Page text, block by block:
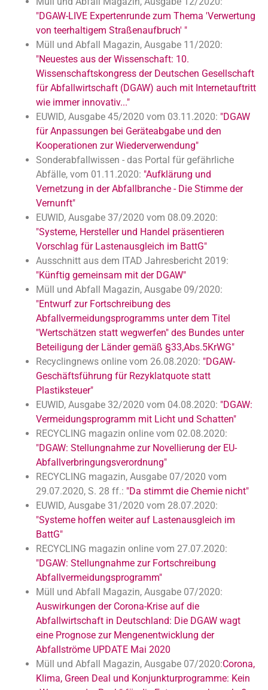
"DGAW-LIVE Expertenrunde zum Thema 'Verwertung
von teerhaltigem Straßenaufbruch' "
Müll und Abfall Magazin, Ausgabe 11/2020:
"Neuestes aus der Wissenschaft: 10.
Wissenschaftskongress der Deutschen Gesellschaft
für Abfallwirtschaft (DGAW) auch mit Internetauftritt
wie immer innovativ..."
EUWID, Ausgabe 45/2020 vom 03.11.2020: "DGAW
für Anpassungen bei Geräteabgabe und den
Kooperationen zur Wiederverwendung"
Sonderabfallwissen - das Portal für gefährliche
Abfälle, vom 01.11.2020: "Aufklärung und
Vernetzung in der Abfallbranche - Die Stimme der
Vernunft"
EUWID, Ausgabe 37/2020 vom 08.09.2020:
"Systeme, Hersteller und Handel präsentieren
Vorschlag für Lastenausgleich im BattG"
Ausschnitt aus dem ITAD Jahresbericht 2019:
"Künftig gemeinsam mit der DGAW"
Müll und Abfall Magazin, Ausgabe 09/2020:
"Entwurf zur Fortschreibung des
Abfallvermeidungsprogramms unter dem Titel
"Wertschätzen statt wegwerfen" des Bundes unter
Beteiligung der Länder gemäß §33,Abs.5KrWG"
Recyclingnews online vom 26.08.2020: "DGAW-
Geschäftsführung für Rezyklatquote statt
Plastiksteuer"
EUWID, Ausgabe 32/2020 vom 04.08.2020: "DGAW:
Vermeidungsprogramm mit Licht und Schatten"
RECYCLING magazin online vom 02.08.2020:
"DGAW: Stellungnahme zur Novellierung der EU-
Abfallverbringungsverordnung"
RECYCLING magazin, Ausgabe 07/2020 vom
29.07.2020, S. 28 ff.: "Da stimmt die Chemie nicht"
EUWID, Ausgabe 31/2020 vom 28.07.2020:
"Systeme hoffen weiter auf Lastenausgleich im
BattG"
RECYCLING magazin online vom 27.07.2020:
"DGAW: Stellungnahme zur Fortschreibung
Abfallvermeidungsprogramm"
Müll und Abfall Magazin, Ausgabe 07/2020:
Auswirkungen der Corona-Krise auf die
Abfallwirtschaft in Deutschland: Die DGAW wagt
eine Prognose zur Mengenentwicklung der
Abfallströme UPDATE Mai 2020
Müll und Abfall Magazin, Ausgabe 07/2020:Corona,
Klima, Green Deal und Konjunkturprogramme: Kein